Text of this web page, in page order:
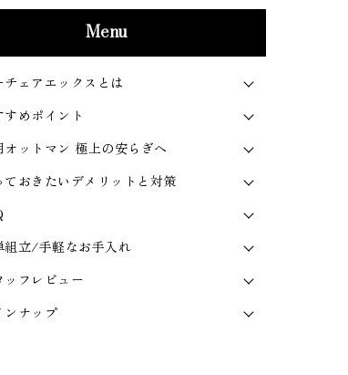
Menu
チェアエックスとは
すめポイント
オットマン 極上の安らぎへ
ておきたいデメリットと対策
組立/手軽なお手入れ
ッフレビュー
ンナップ